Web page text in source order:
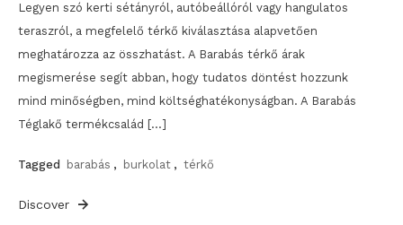
Legyen szó kerti sétányról, autóbeállóról vagy hangulatos
teraszról, a megfelelő térkő kiválasztása alapvetően
meghatározza az összhatást. A Barabás térkő árak
megismerése segít abban, hogy tudatos döntést hozzunk
mind minőségben, mind költséghatékonyságban. A Barabás
Téglakő termékcsalád […]
Tagged barabás , burkolat , térkő
Discover